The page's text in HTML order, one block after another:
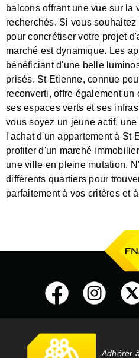
balcons offrant une vue sur la
recherchés. Si vous souhaitez
pour concrétiser votre projet
marché est dynamique. Les
bénéficiant d'une belle
prisés. St Etienne, connue
reconverti, offre également
ses espaces verts et ses
vous soyez un jeune actif,
l'achat d'un appartement à St
profiter d'un marché
une ville en pleine mutation.
différents quartiers pour
parfaitement à vos critères et
Adhérer